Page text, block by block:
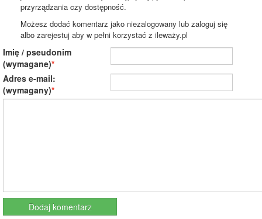
przyrządzania czy dostępność.
Możesz dodać komentarz jako niezalogowany lub zaloguj się
albo zarejestuj aby w pełni korzystać z ileważy.pl
Imię / pseudonim
(wymagane)
Adres e-mail:
(wymagany)